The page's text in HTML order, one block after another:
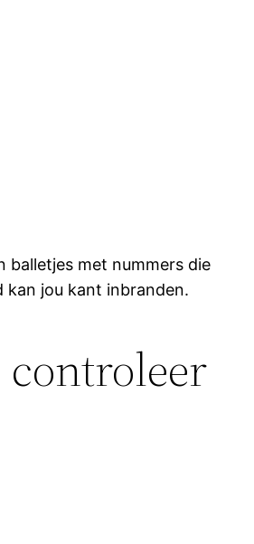
balletjes met nummers die
kan jou kant inbranden.
controleer